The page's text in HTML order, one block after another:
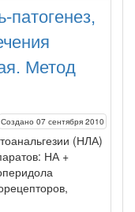
патогенез,
Метод
Создано 07 сентября 2010
(НЛА)
НА +